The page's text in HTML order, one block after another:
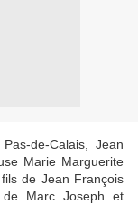
de-Calais, Jean
Marie Marguerite
de Jean François
Marc Joseph et